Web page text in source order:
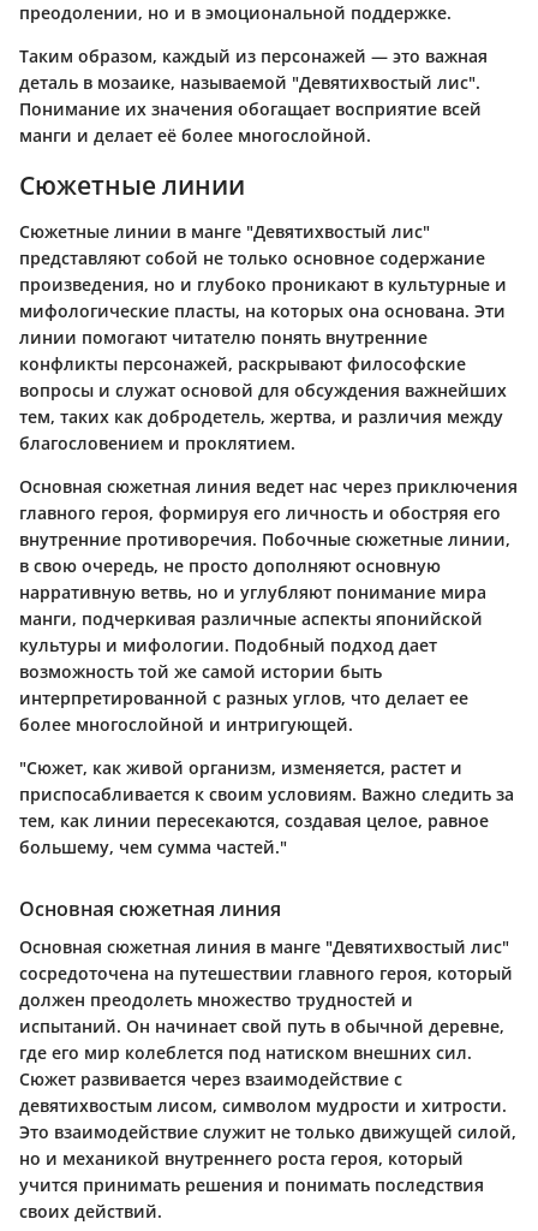
преодолении, но и в эмоциональной поддержке.
Таким образом, каждый из персонажей — это важная
деталь в мозаике, называемой "Девятихвостый лис".
Понимание их значения обогащает восприятие всей
манги и делает её более многослойной.
Сюжетные линии
Сюжетные линии в манге "Девятихвостый лис"
представляют собой не только основное содержание
произведения, но и глубоко проникают в культурные и
мифологические пласты, на которых она основана. Эти
линии помогают читателю понять внутренние
конфликты персонажей, раскрывают философские
вопросы и служат основой для обсуждения важнейших
тем, таких как добродетель, жертва, и различия между
благословением и проклятием.
Основная сюжетная линия ведет нас через приключения
главного героя, формируя его личность и обостряя его
внутренние противоречия. Побочные сюжетные линии,
в свою очередь, не просто дополняют основную
нарративную ветвь, но и углубляют понимание мира
манги, подчеркивая различные аспекты японийской
культуры и мифологии. Подобный подход дает
возможность той же самой истории быть
интерпретированной с разных углов, что делает ее
более многослойной и интригующей.
"Сюжет, как живой организм, изменяется, растет и
приспосабливается к своим условиям. Важно следить за
тем, как линии пересекаются, создавая целое, равное
большему, чем сумма частей."
Основная сюжетная линия
Основная сюжетная линия в манге "Девятихвостый лис"
сосредоточена на путешествии главного героя, который
должен преодолеть множество трудностей и
испытаний. Он начинает свой путь в обычной деревне,
где его мир колеблется под натиском внешних сил.
Сюжет развивается через взаимодействие с
девятихвостым лисом, символом мудрости и хитрости.
Это взаимодействие служит не только движущей силой,
но и механикой внутреннего роста героя, который
учится принимать решения и понимать последствия
своих действий.